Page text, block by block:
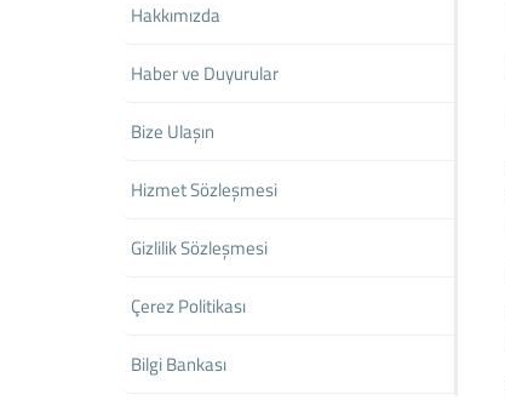
Hakkımızda
Haber ve Duyurular
Bize Ulaşın
Hizmet Sözleşmesi
Gizlilik Sözleşmesi
Çerez Politikası
Bilgi Bankası